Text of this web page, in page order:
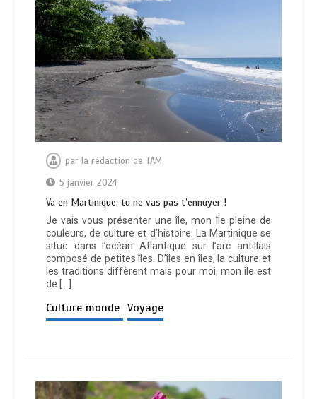
par la rédaction de TAM
5 janvier 2024
Va en Martinique, tu ne vas pas t’ennuyer !
Je vais vous présenter une île, mon île pleine de
couleurs, de culture et d’histoire. La Martinique se
situe dans l’océan Atlantique sur l’arc antillais
composé de petites îles. D’îles en îles, la culture et
les traditions diffèrent mais pour moi, mon île est
de […]
Culture monde Voyage